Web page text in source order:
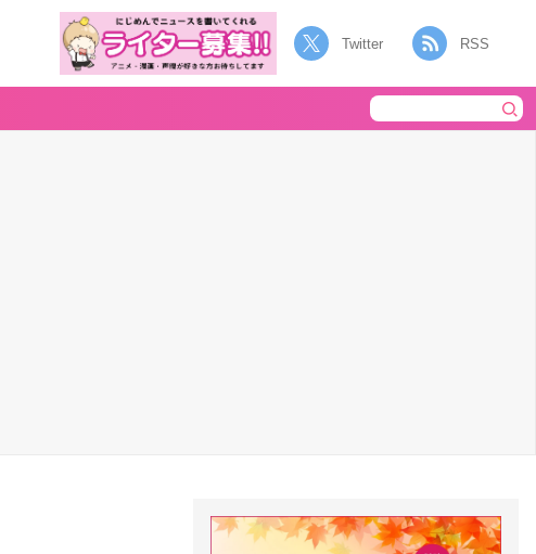
Twitter RSS